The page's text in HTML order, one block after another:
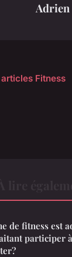
Adrien
Fitness
de fitness est
participer